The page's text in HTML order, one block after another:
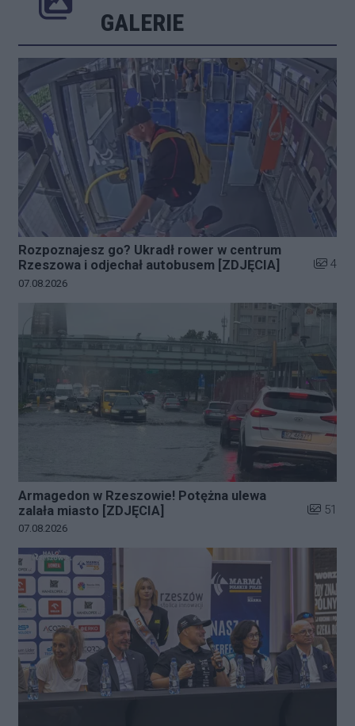
GALERIE
Rozpoznajesz go? Ukradł rower w centrum
Rzeszowa i odjechał autobusem [ZDJĘCIA]
Liczba
4
Data dodania galerii:
07.08.2026
Armagedon w Rzeszowie! Potężna ulewa
zalała miasto [ZDJĘCIA]
Liczba
51
Data dodania galerii:
07.08.2026